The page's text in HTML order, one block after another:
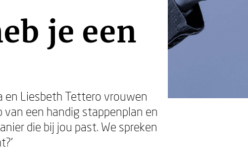
je een
en Liesbeth Tettero vrouwen
een handig stappenplan en
die bij jou past. We spreken